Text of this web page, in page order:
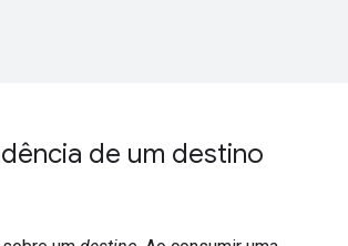
de um destino